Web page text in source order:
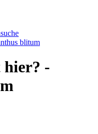
blitum
hier? -